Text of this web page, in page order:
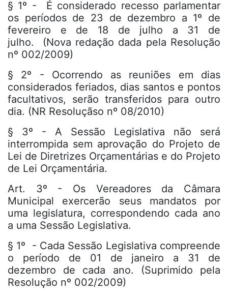
§ 1º - É considerado recesso parlamentar
os períodos de 23 de dezembro a 1º de
fevereiro e de 18 de julho a 31 de
julho. (Nova redação dada pela Resolução
nº 002/2009)
§ 2º - Ocorrendo as reuniões em dias
considerados feriados, dias santos e pontos
facultativos, serão transferidos para outro
dia. (NR Resoluçãso nº 08/2010)
§ 3º - A Sessão Legislativa não será
interrompida sem aprovação do Projeto de
Lei de Diretrizes Orçamentárias e do Projeto
de Lei Orçamentária.
Art. 3º - Os Vereadores da Câmara
Municipal exercerão seus mandatos por
uma legislatura, correspondendo cada ano
a uma Sessão Legislativa.
§ 1º - Cada Sessão Legislativa compreende
o período de 01 de janeiro a 31 de
dezembro de cada ano. (Suprimido pela
Resolução nº 002/2009)